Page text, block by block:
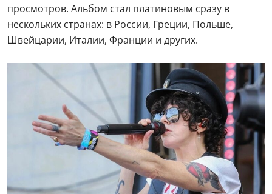
просмотров. Альбом стал платиновым сразу в
нескольких странах: в России, Греции, Польше,
Швейцарии, Италии, Франции и других.